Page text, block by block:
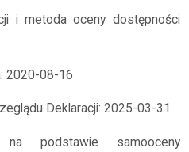
i metoda oceny dostępności
2020-08-16
Deklaracji: 2025-03-31
na podstawie samooceny